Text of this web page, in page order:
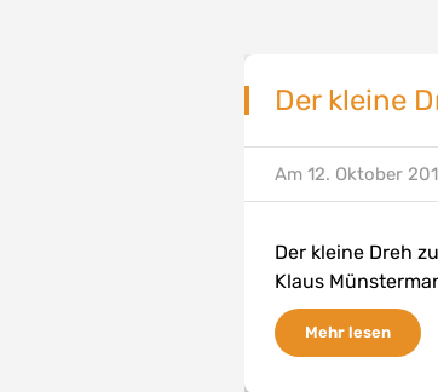
Der kleine
Am 12. Oktober
Der kleine Dreh
Klaus
Mehr lesen